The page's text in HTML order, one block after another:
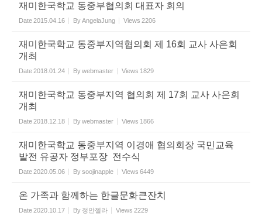
재미한국학교 동중부협의회 대표자 회의
Date2015.04.16 ByAngelaJung Views 2206
재미한국학교 동중부지역협의회 제 16회 교사 사은회
개최
Date2018.01.24 Bywebmaster Views 1829
재미한국학교 동중부지역 협의회 제 17회 교사 사은회
개최
Date2018.12.18 Bywebmaster Views 1866
재미한국학교 동중부지역 이경애 협의회장 국민교육
발전 유공자 정부포장 전수식
Date2020.05.06 Bysoojinapple Views 6449
온 가족과 함께하는 한글문화큰잔치
Date2020.10.17 By 정안젤라 Views 2229